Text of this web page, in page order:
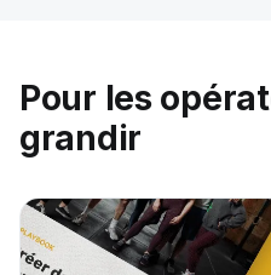
Pour les
grandir